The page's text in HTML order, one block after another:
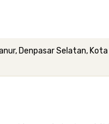
Denpasar Selatan, Kota